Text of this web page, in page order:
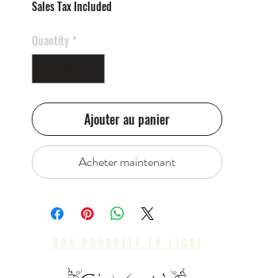
Sales Tax Included
Quantity *
Ajouter au panier
Acheter maintenant
nos produits en ligne